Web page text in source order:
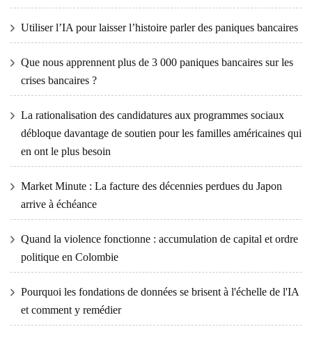
Utiliser l’IA pour laisser l’histoire parler des paniques bancaires
Que nous apprennent plus de 3 000 paniques bancaires sur les
crises bancaires ?
La rationalisation des candidatures aux programmes sociaux
débloque davantage de soutien pour les familles américaines qui
en ont le plus besoin
Market Minute : La facture des décennies perdues du Japon
arrive à échéance
Quand la violence fonctionne : accumulation de capital et ordre
politique en Colombie
Pourquoi les fondations de données se brisent à l'échelle de l'IA
et comment y remédier